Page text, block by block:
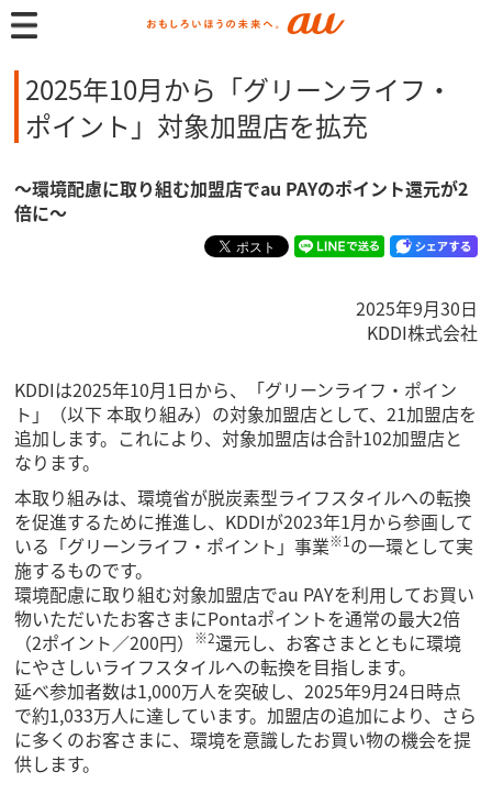
2025年10月から「グリーンライフ・
ポイント」対象加盟店を拡充
～環境配慮に取り組む加盟店でau PAYのポイント還元が2
倍に～
2025年9月30日
KDDI株式会社
KDDIは2025年10月1日から、「グリーンライフ・ポイン
ト」（以下 本取り組み）の対象加盟店として、21加盟店を
追加します。これにより、対象加盟店は合計102加盟店と
なります。
本取り組みは、環境省が脱炭素型ライフスタイルへの転換
を促進するために推進し、KDDIが2023年1月から参画して
いる「グリーンライフ・ポイント」事業※1の一環として実
施するものです。
環境配慮に取り組む対象加盟店でau PAYを利用してお買い
物いただいたお客さまにPontaポイントを通常の最大2倍
（2ポイント／200円）
※2還元し、お客さまとともに環境
にやさしいライフスタイルへの転換を目指します。
延べ参加者数は1,000万人を突破し、2025年9月24日時点
で約1,033万人に達しています。加盟店の追加により、さら
に多くのお客さまに、環境を意識したお買い物の機会を提
供します。